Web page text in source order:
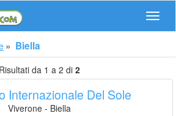
Biella
Risultati da 1 a 2 di 2
Internazionale Del Sole
Viverone - Biella